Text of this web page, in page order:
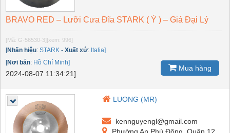
BRAVO RED – Lưỡi Cưa Đĩa STARK ( Ý ) – Giá Đại Lý
[Mã: G-56530-3] [xem: 996]
[Nhãn hiệu: STARK - Xuất xứ: Italia]
[Nơi bán: Hồ Chí Minh]
2024-08-07 11:34:21]
Mua hàng
LUONG (MR)
kennguyengl@gmail.com